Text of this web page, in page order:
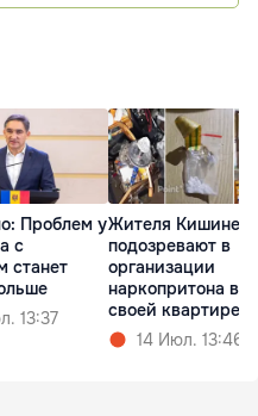
Проблем у
с
станет
13:37
Жителя Кишинева
подозревают в
организации
наркопритона в
своей квартире
14 Июл. 13:46